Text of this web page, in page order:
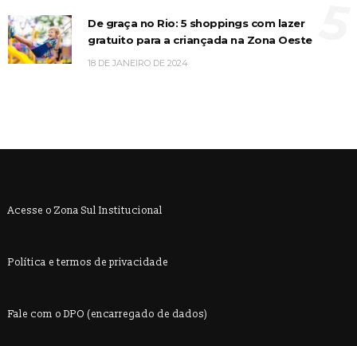
De graça no Rio: 5 shoppings com lazer
gratuito para a criançada na Zona Oeste
18 DE JANEIRO DE 2024
Acesse o Zona Sul Institucional
Política e termos de privacidade
Fale com o DPO (encarregado de dados)